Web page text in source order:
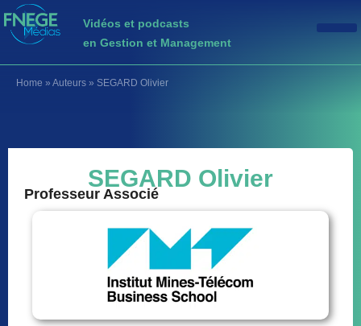
Vidéos et podcasts
en Gestion et Management
Home » Auteurs » SEGARD Olivier
SEGARD Olivier
Professeur Associé